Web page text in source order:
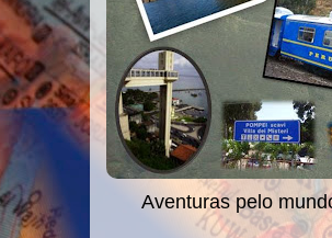
Aventuras pelo